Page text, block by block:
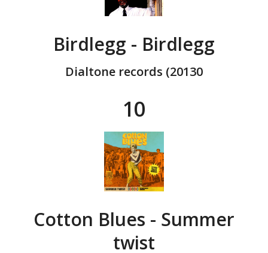
Birdlegg - Birdlegg
Dialtone records (20130
10
Cotton Blues - Summer
twist